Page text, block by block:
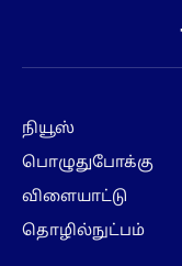
நியூஸ்
பொழுதுபோக்கு
விளையாட்டு
தொழில்நுட்பம்